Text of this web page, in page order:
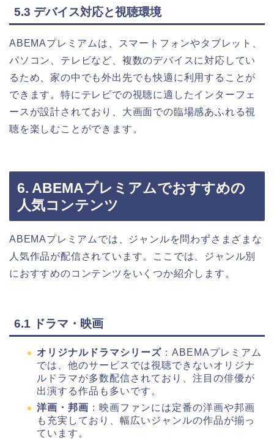
5.3 デバイス対応と視聴環境
ABEMAプレミアムは、スマートフォンやタブレット、
パソコン、テレビなど、複数のデバイスに対応してい
るため、家の中でも外出先でも快適に利用することが
できます。特にテレビでの視聴に適したインターフェ
ースが設計されており、大画面での臨場感あふれる視
聴を楽しむことができます。
6. ABEMAプレミアムでおすすめの
人気コンテンツ
ABEMAプレミアムでは、ジャンルを問わずさまざまな
人気作品が配信されています。ここでは、ジャンル別
におすすめのコンテンツをいくつか紹介します。
6.1 ドラマ・映画
オリジナルドラマシリーズ ：ABEMAプレミアム
では、他のサービスでは視聴できないオリジナ
ルドラマが多数配信されており、注目の俳優が
出演する作品も多いです。
洋画・邦画 ：映画ファンには定番の洋画や邦画
も充実しており、幅広いジャンルの作品が揃っ
ています。